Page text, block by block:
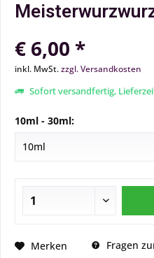
€ 6,00 *
inkl. MwSt.zzgl. Versandkosten
Sofort versandfertig,
10ml - 30ml:
Merken Fragen